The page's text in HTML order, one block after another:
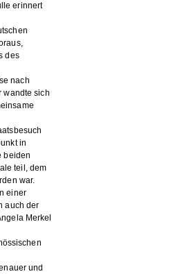
erinnert
des
nach
wandte sich
in
beiden
teil, dem
war.
einer
auch der
Merkel
und